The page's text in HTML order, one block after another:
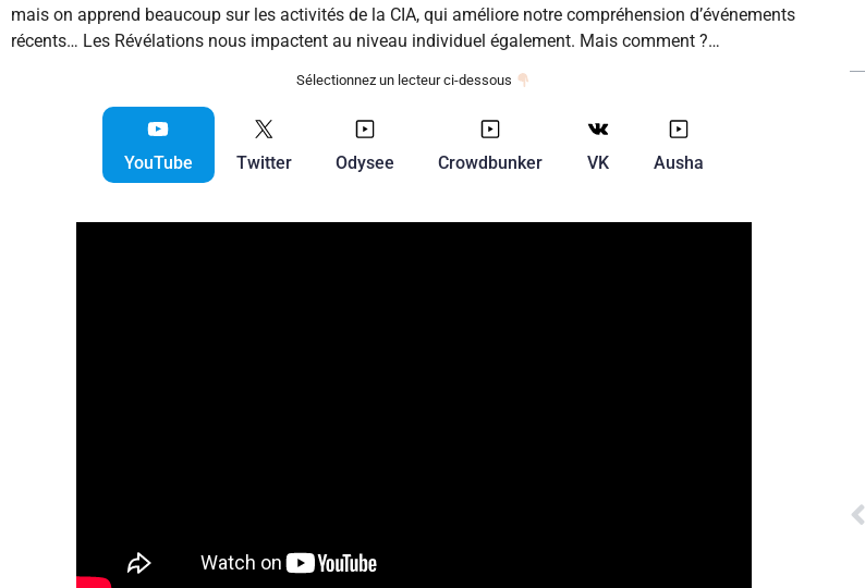
mais on apprend beaucoup sur les activités de la CIA, qui améliore notre compréhension d’événements
récents… Les Révélations nous impactent au niveau individuel également. Mais comment ?…
Sélectionnez un lecteur ci-dessous
YouTube Twitter Odysee Crowdbunker VK Ausha